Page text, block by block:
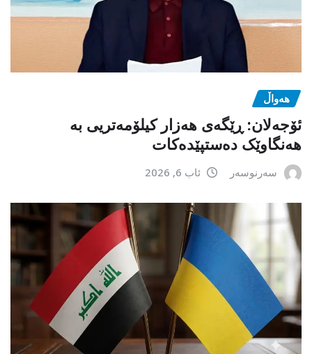
هەواڵ
ئۆجەلان: ڕێگەی هەزار کیلۆمەتریی بە
هەنگاوێک دەستپێدەکات
سەرنوسەر ئاب 6, 2026